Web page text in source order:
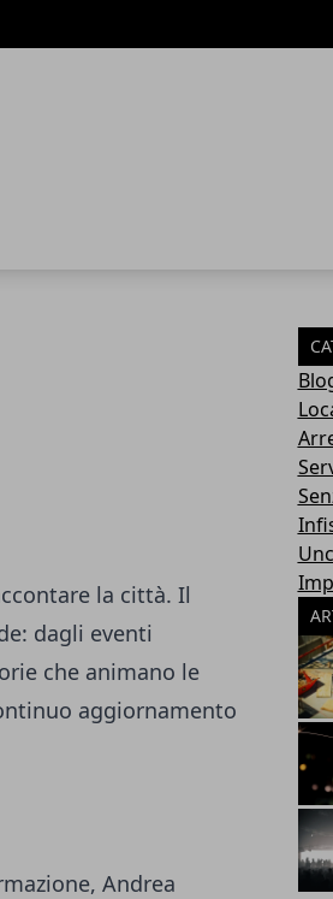
la città. Il
dagli eventi
che animano le
aggiornamento
Andrea